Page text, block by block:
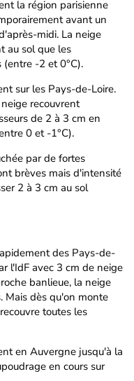
la région parisienne
avant un
midi. La neige
au sol que les
-2 et 0°C).
sur les Pays-de-Loire.
recouvrent
de 2 à 3 cm en
0 et -1°C).
par de fortes
brèves mais d'intensité
2 à 3 cm au sol
des Pays-de-
l'IdF avec 3 cm de neige
banlieue, la neige
Mais dès qu'on monte
toutes les
en Auvergne jusqu'à la
en cours sur